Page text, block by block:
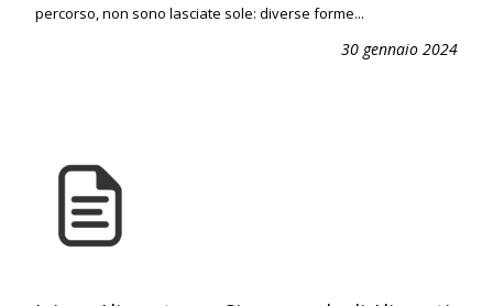
percorso, non sono lasciate sole: diverse forme...
30 gennaio 2024